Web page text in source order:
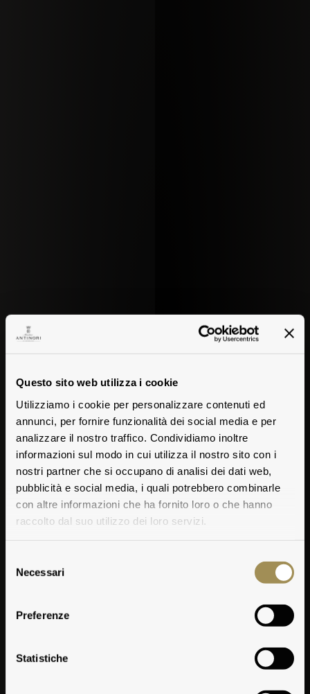
Questo sito web utilizza i cookie
Utilizziamo i cookie per personalizzare contenuti ed
annunci, per fornire funzionalità dei social media e per
analizzare il nostro traffico. Condividiamo inoltre
informazioni sul modo in cui utilizza il nostro sito con i
nostri partner che si occupano di analisi dei dati web,
pubblicità e social media, i quali potrebbero combinarle
con altre informazioni che ha fornito loro o che hanno
raccolto dal suo utilizzo dei loro servizi.
delNecessari
Preferenze
Statistiche
Weinberge, Versuche